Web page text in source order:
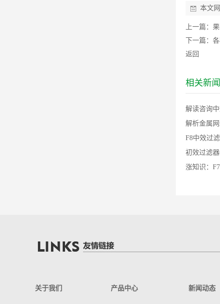
本文网
上一篇：
下一篇：
返回
相关新闻
解读咨询
解析金属
F8中效过
初效过滤
涨知识：
关于我们 产品中心 新闻动态